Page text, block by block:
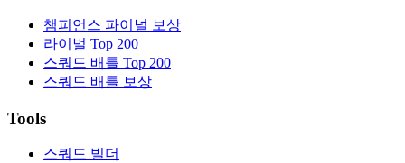
챔피언스 파이널 보상
라이벌 Top 200
스쿼드 배틀 Top 200
스쿼드 배틀 보상
Tools
스쿼드 빌더